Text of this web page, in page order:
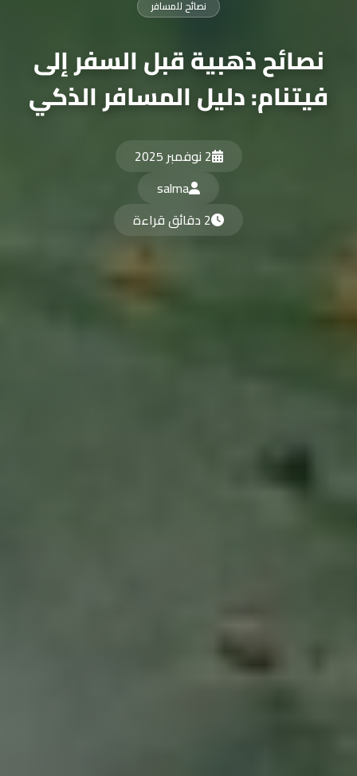
نصائح للمسافر
نصائح ذهبية قبل السفر إلى
فيتنام: دليل المسافر الذكي
2 نوفمبر 2025
salma
2 دقائق قراءة